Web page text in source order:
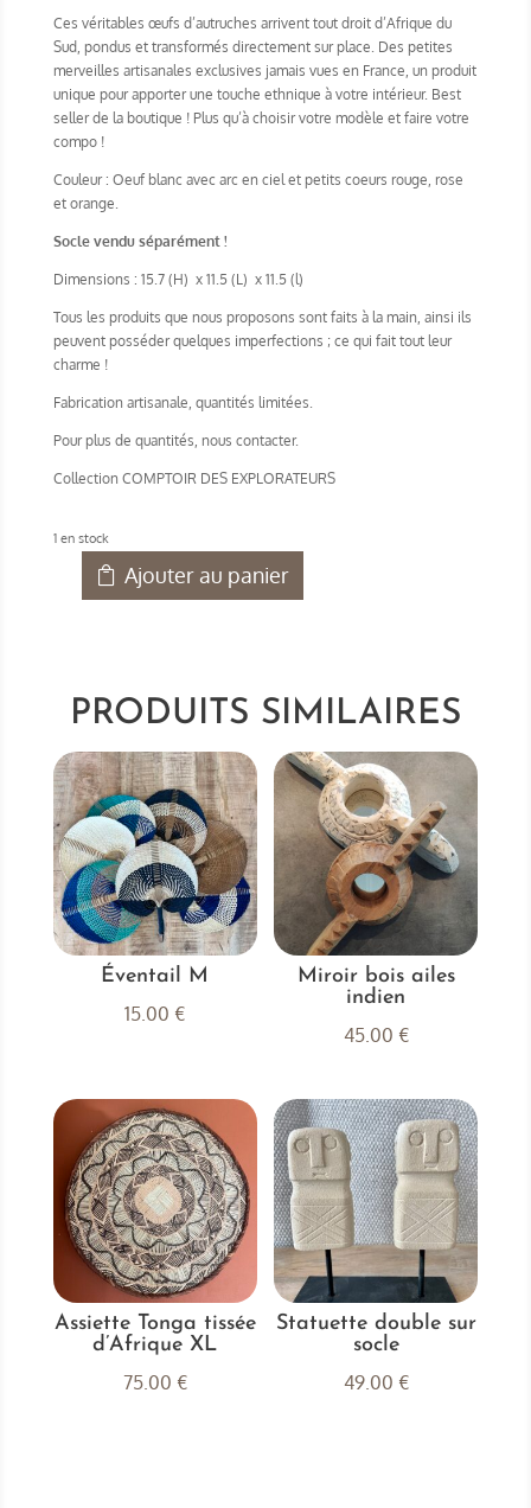
Ces véritables œufs d’autruches arrivent tout droit d’Afrique du
Sud, pondus et transformés directement sur place. Des petites
merveilles artisanales exclusives jamais vues en France, un produit
unique pour apporter une touche ethnique à votre intérieur. Best
seller de la boutique ! Plus qu’à choisir votre modèle et faire votre
compo !
Couleur : Oeuf blanc avec arc en ciel et petits coeurs rouge, rose
et orange.
Socle vendu séparément !
Dimensions : 15.7 (H) x 11.5 (L) x 11.5 (l)
Tous les produits que nous proposons sont faits à la main, ainsi ils
peuvent posséder quelques imperfections ; ce qui fait tout leur
charme !
Fabrication artisanale, quantités limitées.
Pour plus de quantités, nous contacter.
Collection COMPTOIR DES EXPLORATEURS
1 en stock
quantité
arc
ciel
Ajouter au panier
PRODUITS SIMILAIRES
Éventail M
15.00 €
Miroir bois ailes
indien
45.00 €
Assiette Tonga tissée
d’Afrique XL
75.00 €
Statuette double sur
socle
49.00 €